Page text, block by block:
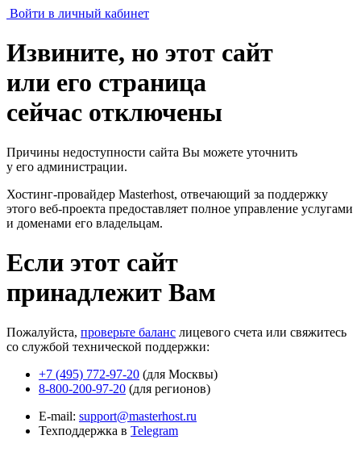
Войти в личный кабинет
Извините, но этот сайт
или его страница
сейчас отключены
Причины недоступности сайта Вы можете уточнить
у его администрации.
Хостинг-провайдер Masterhost, отвечающий за поддержку
этого веб-проекта предоставляет полное управление услугами
и доменами его владельцам.
Если этот сайт
принадлежит Вам
Пожалуйста, проверьте баланс лицевого счета или свяжитесь
со службой технической поддержки:
+7 (495) 772-97-20 (для Москвы)
8-800-200-97-20 (для регионов)
E-mail: support@masterhost.ru
Техподдержка в Telegram